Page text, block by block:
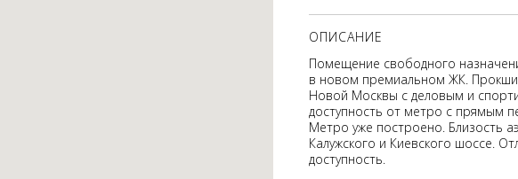
ОПИСАНИЕ
Помещение свободного
в новом премиальном ЖК.
Новой Москвы с деловым и
доступность от метро с прямым
Метро уже построено. Близость
Калужского и Киевского шоссе.
доступность.